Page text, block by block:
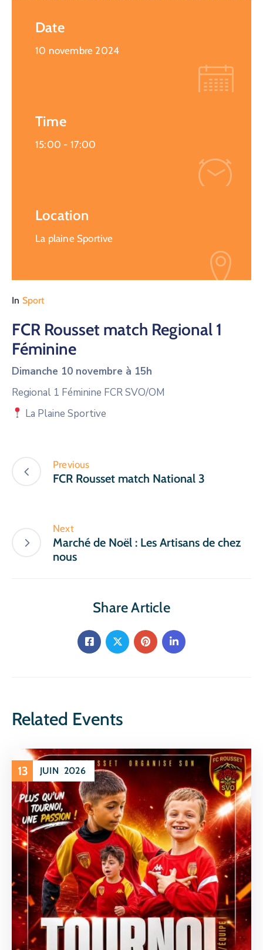
Date
10 novembre 2024
Time
15:00 - 17:00
Location
La plaine Sportive
In Sport
FCR Rousset match Regional 1
Féminine
Dimanche 10 novembre à 15h
Regional 1 Féminine FCR SVO/OM
La Plaine Sportive
Previous
FCR Rousset match National 3
Next
Marché de Noël : Les Artisans de chez
nous
Share Article
Related Events
13 JUIN 2026